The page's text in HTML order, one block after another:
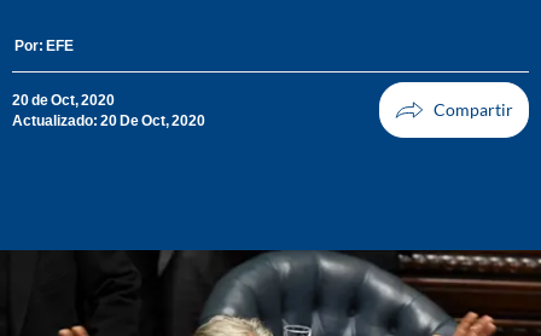
Por: EFE
20 de Oct, 2020
Actualizado: 20 De Oct, 2020